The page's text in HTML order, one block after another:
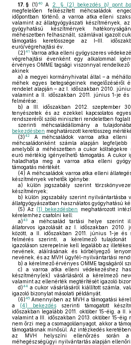
17. § (1)40 A 2. § (2) bekezdés b) pont
megfelelően felkészített méhcsaládok
időpontban történő, a varroa atka elleni
valamint az állatgyógyászati készítmények,
gyógyhatású készítmények
méhészetben felhasznált, számlával igazolt
támogatás keretösszege az I–III.
euró/végrehajtási év.
(2)41 Varroa atka elleni gyógyszeres
végrehajtási évenként egy alkalommal
érvényes OMME tagsági viszonnyal
akinek
a) a megyei kormányhivatal által – a
méhek egyes betegségeinek megelőzéséről
rendelet alapján – az I. időszakban 2010.
valamint a II. időszakban 2011. június 1-je
felmérése;
b) a III. időszakban 2012. szeptember
tenyészetek és az ezekkel kapcsolatos
rendszeréről szóló miniszteri rendeletben
szerinti méhcsaládállomány a
bekezdésben meghatározott keretösszeg
(3)42
A méhcsaládok varroa atka elleni
méhcsaládonként számla alapján legfeljebb
amelyből a méhészetben a cukor költségekre
euró mértékig igényelhető támogatás. A cukor
haladhatja meg a varroa atka elleni
támogatás mértékét.
(4) A méhcsaládok varroa atka elleni
készítmények vehetők igénybe:
a) külön jogszabály szerint
készítmények;
b) külön jogszabály szerint nyilvántartásba
állatgyógyászatban használatos gyógyhatású
(5) Az (1) bekezdésben
meghatározott
kérelemhez csatolni kell:
a)43
a méhcsalád tartási helye szerint
állatorvos igazolását az I. időszakban 2010.
között, a II. időszakban 2011. június 1-je és
felmérés szerinti, a kérelmező tulajdonát
igazoláson szerepelnie kell legalább az
nevének, aláírásának és körbélyegző
nevének, és az MVH ügyfél-nyilvántartási
b) a kérelmező érvényes OMME tagságáról
c) a varroa atka elleni védekezéshez
készítmény(ek) vásárlásáról a kérelmező
valamint az ellenérték megtérítését igazoló
d)44 a cukor vásárlásáról kiállított számla,
igazoló bizonylat másolati példányát.
(6)45 Amennyiben az MVH a támogatási
a (4) bekezdésszerinti támogatott
időszakban legalább 2011. október 15-éig, a II.
valamint a III. időszakban 2013. október 15-
nem őrzi meg a csomagolóanyagot, akkor a
támogatásnak minősül. Az intézkedés
az MVH helyszíni ellenőrzés során a
méhegészségügyi nyilvántartás alapján